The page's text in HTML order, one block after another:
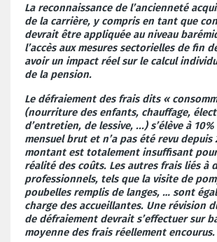
La reconnaissance de l’ancienneté
de la carrière, y compris en tant que
devrait être appliquée au niveau
l’accès aux mesures sectorielles de fin
avoir un impact réel sur le calcul
de la pension.
Le défraiement des frais dits «
(nourriture des enfants, chauffage,
d’entretien, de lessive, ...) s’élève à
mensuel brut et n’a pas été revu depuis
montant est totalement insuffisant
réalité des coûts. Les autres frais liés à
professionnels, tels que la visite de
poubelles remplis de langes, … sont
charge des accueillantes. Une révision
de défraiement devrait s’effectuer sur
moyenne des frais réellement encourus.